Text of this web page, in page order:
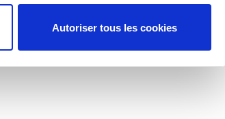
Autoriser tous les cookies